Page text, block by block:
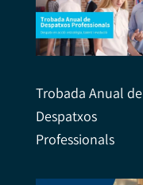
Trobada Anual de
Despatxos
Professionals